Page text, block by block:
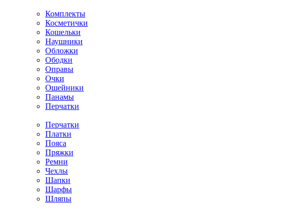
Комплекты
Косметички
Кошельки
Наушники
Обложки
Ободки
Оправы
Очки
Ошейники
Панамы
Перчатки
Перчатки
Платки
Пояса
Пряжки
Ремни
Чехлы
Шапки
Шарфы
Шляпы